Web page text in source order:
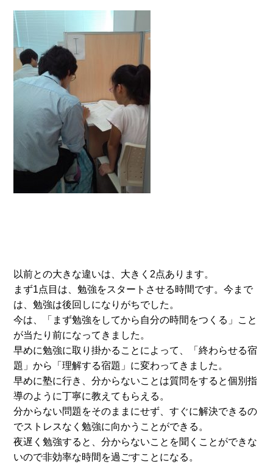
以前との大きな違いは、大きく2点あります。
まず1点目は、勉強をスタートさせる時間です。今まで
は、勉強は後回しになりがちでした。
今は、「まず勉強をしてから自分の時間をつくる」こと
が当たり前になってきました。
早めに勉強に取り掛かることによって、「終わらせる宿
題」から「理解する宿題」に変わってきました。
早めに塾に行き、分からないことは質問をすると個別指
導のように丁寧に教えてもらえる。
分からない問題をそのままにせず、すぐに解決できるの
でストレスなく勉強に向かうことができる。
夜遅く勉強すると、分からないことを聞くことができな
いので非効率な時間を過ごすことになる。